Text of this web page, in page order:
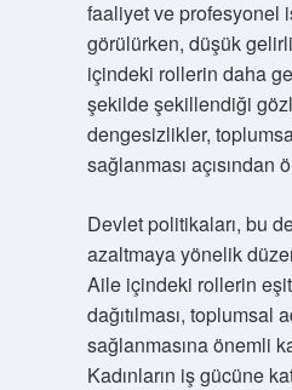
faaliyet ve profesyonel
görülürken, düşük
içindeki rollerin daha
şekilde şekillendiği
dengesizlikler,
sağlanması açısından
Devlet politikaları, bu
azaltmaya yönelik
Aile içindeki rollerin
dağıtılması, toplumsal
sağlanmasına önemli
Kadınların iş gücüne